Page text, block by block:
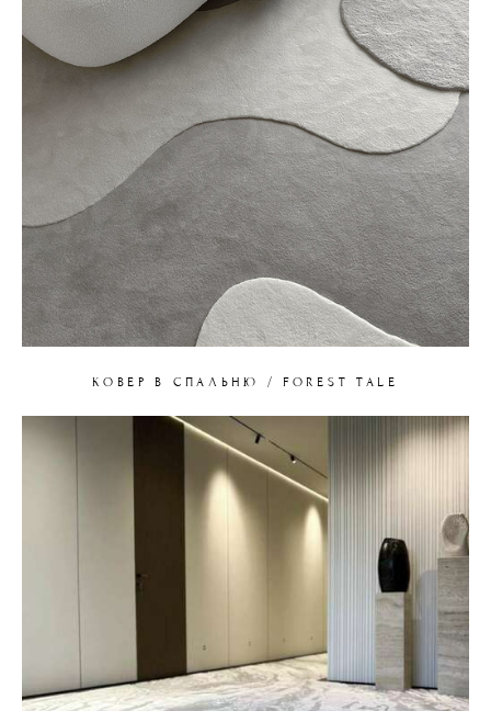
КОВЕР В СПАЛЬНЮ / FOREST TALE